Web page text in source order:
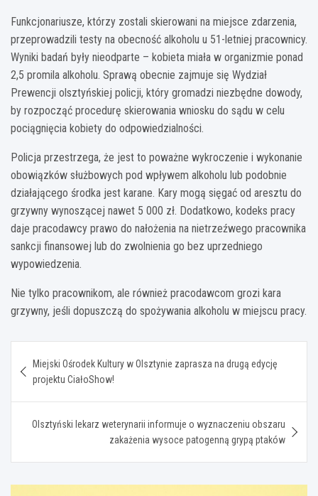
Funkcjonariusze, którzy zostali skierowani na miejsce zdarzenia,
przeprowadzili testy na obecność alkoholu u 51-letniej pracownicy.
Wyniki badań były nieodparte – kobieta miała w organizmie ponad
2,5 promila alkoholu. Sprawą obecnie zajmuje się Wydział
Prewencji olsztyńskiej policji, który gromadzi niezbędne dowody,
by rozpocząć procedurę skierowania wniosku do sądu w celu
pociągnięcia kobiety do odpowiedzialności.
Policja przestrzega, że jest to poważne wykroczenie i wykonanie
obowiązków służbowych pod wpływem alkoholu lub podobnie
działającego środka jest karane. Kary mogą sięgać od aresztu do
grzywny wynoszącej nawet 5 000 zł. Dodatkowo, kodeks pracy
daje pracodawcy prawo do nałożenia na nietrzeźwego pracownika
sankcji finansowej lub do zwolnienia go bez uprzedniego
wypowiedzenia.
Nie tylko pracownikom, ale również pracodawcom grozi kara
grzywny, jeśli dopuszczą do spożywania alkoholu w miejscu pracy.
wpisu
Miejski Ośrodek Kultury w Olsztynie zaprasza na drugą edycję
projektu CiałoShow!
Olsztyński lekarz weterynarii informuje o wyznaczeniu obszaru
zakażenia wysoce patogenną grypą ptaków